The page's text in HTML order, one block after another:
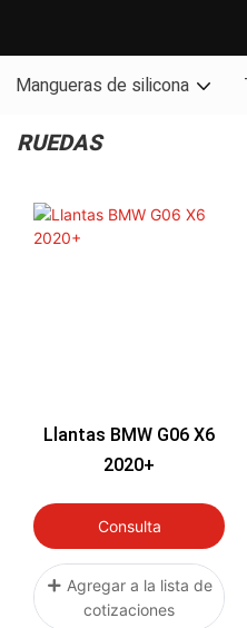
Mangueras de silicona
RUEDAS
Llantas BMW G06 X6
2020+
Consulta
Agregar a la lista de
cotizaciones